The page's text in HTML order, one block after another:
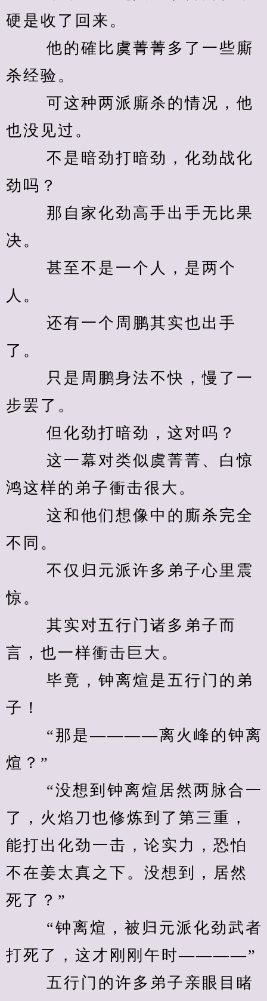
硬是收了回来。
他的確比虞菁菁多了一些廝
杀经验。
可这种两派廝杀的情况，他
也没见过。
不是暗劲打暗劲，化劲战化
劲吗？
那自家化劲高手出手无比果
决。
甚至不是一个人，是两个
人。
还有一个周鹏其实也出手
了。
只是周鹏身法不快，慢了一
步罢了。
但化劲打暗劲，这对吗？
这一幕对类似虞菁菁、白惊
鸿这样的弟子衝击很大。
这和他们想像中的廝杀完全
不同。
不仅归元派许多弟子心里震
惊。
其实对五行门诸多弟子而
言，也一样衝击巨大。
毕竟，钟离煊是五行门的弟
子！
“那是————离火峰的钟离
煊？”
“没想到钟离煊居然两脉合一
了，火焰刀也修炼到了第三重，
能打出化劲一击，论实力，恐怕
不在姜太真之下。没想到，居然
死了？”
“钟离煊，被归元派化劲武者
打死了，这才刚刚午时————”
五行门的许多弟子亲眼目睹